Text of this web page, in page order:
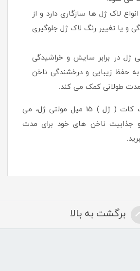
لاک ژل ها سازگاری دارد و از
و یا تغییر رنگ لاک ژل جلوگیری
ژل در برابر سایش و خراشیدگی
حفظ زیبایی و درخشندگی ناخن
طولانی کمک می کند.
با استفاده از تاپ کات ( ژل ) 15 میل مولتی ژل، می
و جذابیت ناخن های خود برای مدت
برگشت به بالا